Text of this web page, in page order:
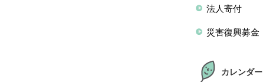
法人寄付
災害復興募金
カレンダー